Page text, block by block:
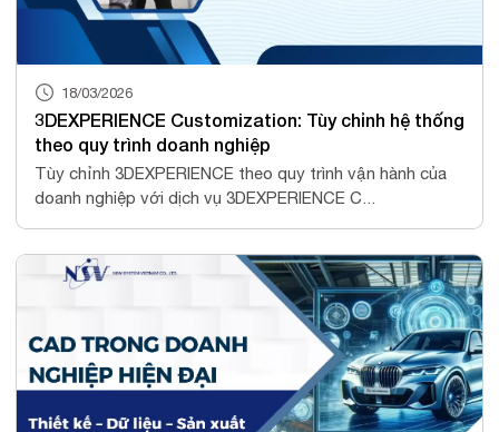
18/03/2026
3DEXPERIENCE Customization: Tùy chỉnh hệ thống
theo quy trình doanh nghiệp
Tùy chỉnh 3DEXPERIENCE theo quy trình vận hành của
doanh nghiệp với dịch vụ 3DEXPERIENCE C...